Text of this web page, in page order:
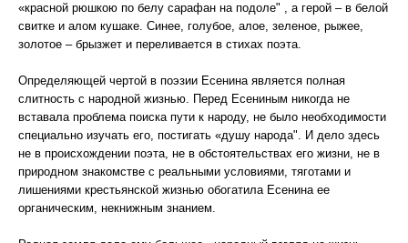
«красной рюшкою по белу сарафан на подоле" , а герой – в белой
свитке и алом кушаке. Синее, голубое, алое, зеленое, рыжее,
золотое – брызжет и переливается в стихах поэта.
Определяющей чертой в поэзии Есенина является полная
слитность с народной жизнью. Перед Есениным никогда не
вставала проблема поиска пути к народу, не было необходимости
специально изучать его, постигать «душу народа". И дело здесь
не в происхождении поэта, не в обстоятельствах его жизни, не в
природном знакомстве с реальными условиями, тяготами и
лишениями крестьянской жизнью обогатила Есенина ее
органическим, некнижным знанием.